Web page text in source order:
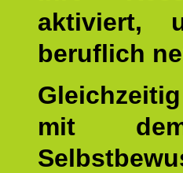
aktiviert,
beruflich
mit